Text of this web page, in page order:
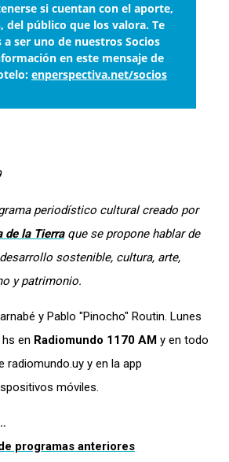
si cuentan con el aporte,
del público que los valora. Te
ser uno de nuestros Socios
en este mensaje de
enperspectiva.net/socios
periodístico cultural creado por
de la Tierraque se propone hablar de
sostenible, cultura, arte,
y patrimonio.
y Pablo "Pinocho" Routin. Lunes
en Radiomundo 1170 AM y en todo
radiomundo.uy y en la app
móviles.
programas anteriores